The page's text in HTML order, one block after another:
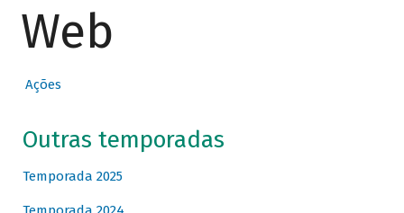
Web
Ações
Outras temporadas
Temporada 2025